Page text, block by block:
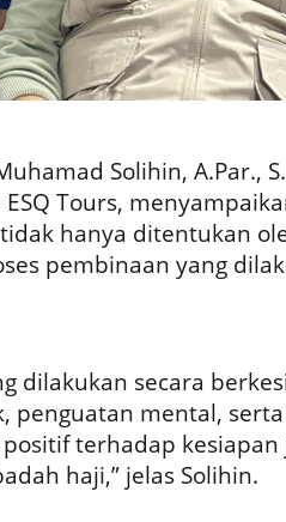
Solihin, A.Par.,
Tours,
hanya ditentukan
pembinaan yang
dilakukan secara
penguatan mental,
terhadap kesiapan
haji,” jelas Solihin.